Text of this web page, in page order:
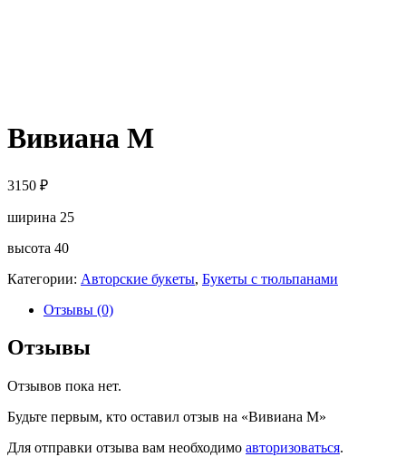
Вивиана М
3150 ₽
ширина 25
высота 40
Категории: Авторские букеты, Букеты с тюльпанами
Отзывы (0)
Отзывы
Отзывов пока нет.
Будьте первым, кто оставил отзыв на «Вивиана М»
Для отправки отзыва вам необходимо авторизоваться.